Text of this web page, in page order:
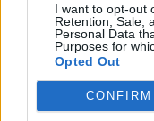
I want to opt-out
Retention, Sale,
Personal Data
Purposes for
Opted Out
CONFIRM
Kína pont
autóipart ahogy a
a '70-es, '80-as
Detroitból, az